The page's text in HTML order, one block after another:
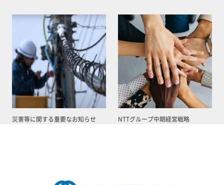
災害等に関する重要なお知らせ NTTグループ中期経営戦略